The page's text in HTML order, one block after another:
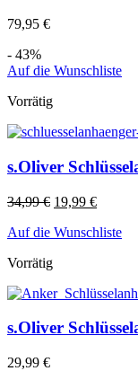
79,95 €
- 43%
Auf die Wunschliste
Vorrätig
s.Oliver
34,99€ 19,99 €
Auf die Wunschliste
Vorrätig
s.Oliver
29,99 €